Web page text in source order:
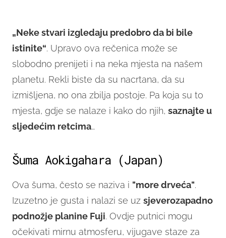
„Neke stvari izgledaju predobro da bi bile
istinite“. Upravo ova rečenica može se
slobodno prenijeti i na neka mjesta na našem
planetu. Rekli biste da su nacrtana, da su
izmišljena, no ona zbilja postoje. Pa koja su to
mjesta, gdje se nalaze i kako do njih, saznajte u
sljedećim retcima…
Šuma Aokigahara (Japan)
Ova šuma, često se naziva i "more drveća".
Izuzetno je gusta i nalazi se uz sjeverozapadno
podnožje planine Fuji. Ovdje putnici mogu
očekivati mirnu atmosferu, vijugave staze za